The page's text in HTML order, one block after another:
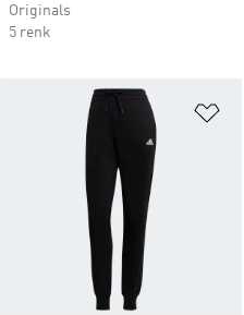
Originals
5 renk